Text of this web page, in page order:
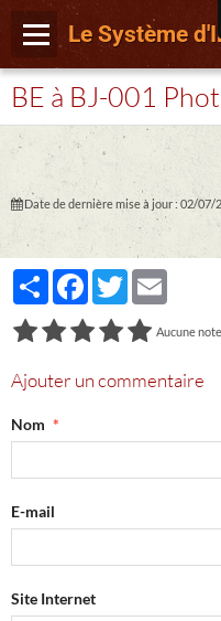
BE à BJ-001
Date de dernière mise à jour : 02/07/
PartagerFacebook
Twitter
Aucune
Ajouter un commentaire
Nom
E-mail
Site Internet